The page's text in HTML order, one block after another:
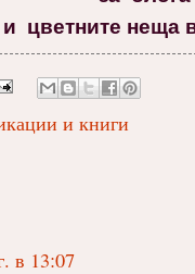
и цветните неща
и книги
в 13:07